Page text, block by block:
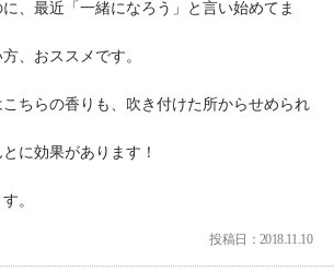
、最近「一緒になろう」と言い始めてま
、おススメです。
ちらの香りも、吹き付けた所からせめられ
に効果があります！
。
投稿日：2018.11.10